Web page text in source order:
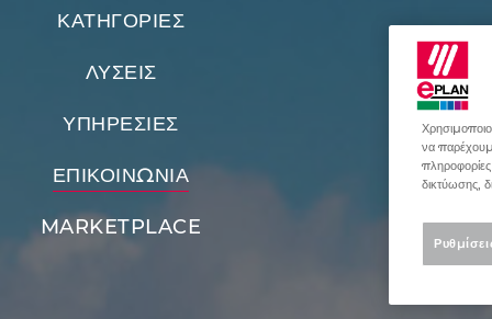
ΚΑΤΗΓΟΡΙΕΣ
ΛΥΣΕΙΣ
ΥΠΗΡΕΣΙΕΣ
ΕΠΙΚΟΙΝΩΝΙΑ
MARKETPLACE
να
δικτύωσης,